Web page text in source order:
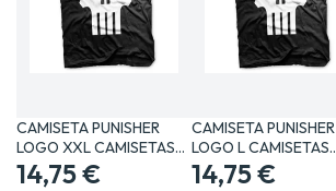
CAMISETA PUNISHER
LOGO XXL CAMISETAS
MANGA /…
14,75 €
CAMISETA PUNISHER
LOGO L CAMISETAS
MANGA /…
14,75 €